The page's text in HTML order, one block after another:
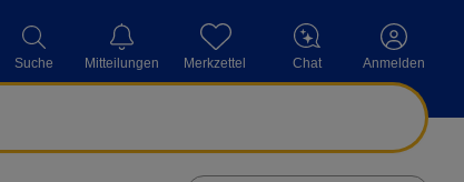
Suche Mitteilungen Merkzettel Chat Anmelden